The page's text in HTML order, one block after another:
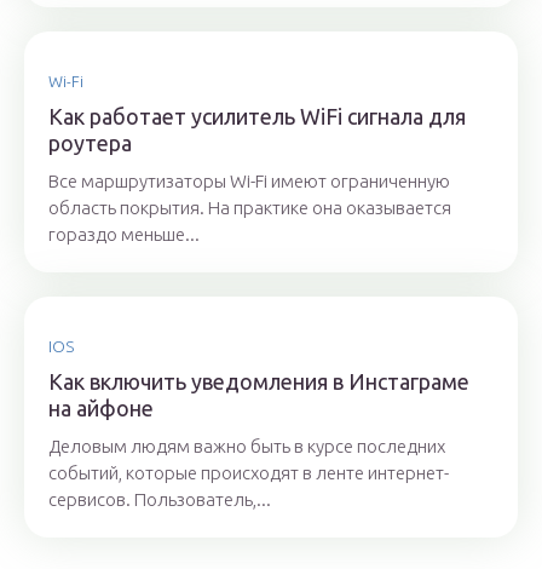
Wi-Fi
Как работает усилитель WiFi сигнала для
роутера
Все маршрутизаторы Wi-Fi имеют ограниченную
область покрытия. На практике она оказывается
гораздо меньше...
IOS
Как включить уведомления в Инстаграме
на айфоне
Деловым людям важно быть в курсе последних
событий, которые происходят в ленте интернет-
сервисов. Пользователь,...